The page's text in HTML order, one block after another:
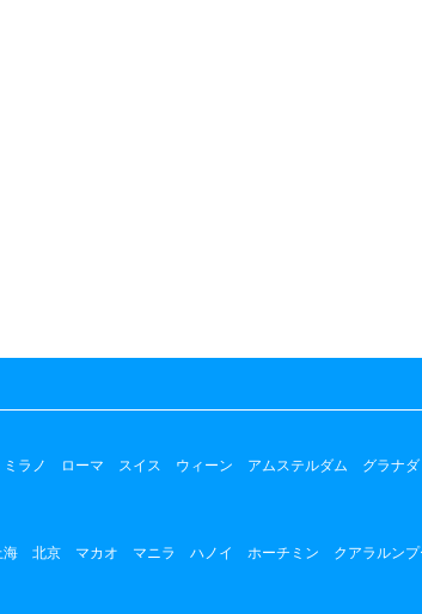
ミラノ ローマ スイス ウィーン アムステルダム グラナダ
海 北京 マカオ マニラ ハノイ ホーチミン クアラルン